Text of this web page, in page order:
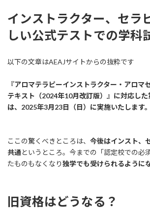
インストラクター、セ
しい公式テストでの学科
以下の文章はAEAJサイトからの抜粋です
『アロマテラピーインストラクター・アロマ
テキスト（2024年10月改訂版）』に対応し
は、2025年3月23日（日）に実施いたします。
ここの驚くべきところは、 今後はインスト、
共通というところ。今までの「認定校での必
たものもなくなり独学でも受けられるように
旧資格はどうなる？